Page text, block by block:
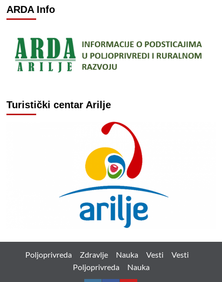
ARDA Info
Turistički centar Arilje
Poljoprivreda Zdravlje Nauka Vesti
Vesti
Poljoprivreda
Nauka